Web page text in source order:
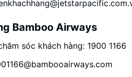
Bamboo Airways
sóc khách hàng: 1900 1166